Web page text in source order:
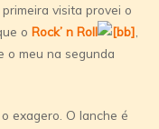
visita provei o
oRock’ n Roll
o meu na segunda
exagero. O lanche é